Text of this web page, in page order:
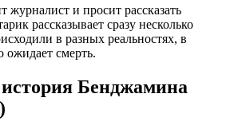
журналист и просит рассказать
рассказывает сразу несколько
в разных реальностях, в
ожидает смерть.
история Бенджамина